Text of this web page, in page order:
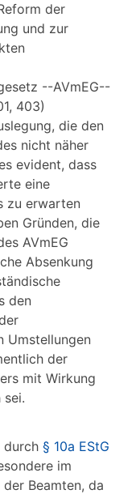
der
und zur
--AVmEG--
403)
die den
nicht näher
evident, dass
eine
zu erwarten
Gründen, die
AVmEG
Absenkung
den
Umstellungen
der
mit Wirkung
sei.
durch § 10a EStG
im
Beamten, da